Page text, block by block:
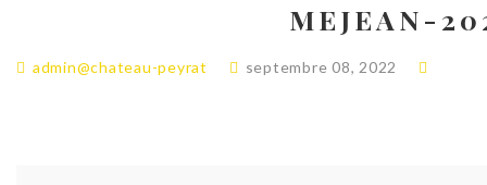
MEJEAN-
admin@chateau-peyrat septembre 08, 2022